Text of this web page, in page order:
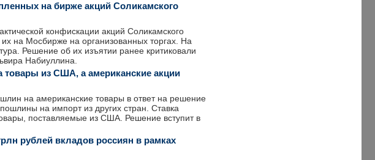
на бирже акций Соликамского
конфискации акций Соликамского
на Мосбирже на организованных торгах. На
Решение об их изъятии ранее критиковали
Набиуллина.
товары из США, а американские акции
на американские товары в ответ на решение
на импорт из других стран. Ставка
поставляемые из США. Решение вступит в
рублей вкладов россиян в рамках